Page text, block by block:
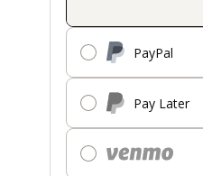
PayPal
Pay Later